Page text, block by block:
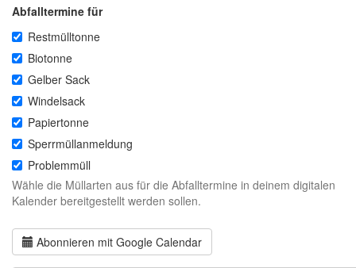
Abfalltermine für
Restmülltonne
Biotonne
Gelber Sack
Windelsack
Papiertonne
Sperrmüllanmeldung
Problemmüll
Wähle die Müllarten aus für die Abfalltermine in deinem digitalen
Kalender bereitgestellt werden sollen.
Abonnieren mit Google Calendar